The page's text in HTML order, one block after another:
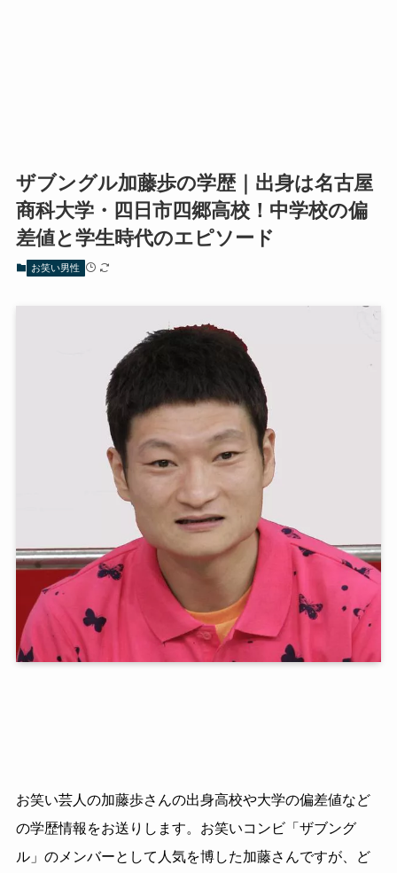
ザブングル加藤歩の学歴｜出身は名古屋
商科大学・四日市四郷高校！中学校の偏
差値と学生時代のエピソード
お笑い男性
お笑い芸人の加藤歩さんの出身高校や大学の偏差値など
の学歴情報をお送りします。お笑いコンビ「ザブング
ル」のメンバーとして人気を博した加藤さんですが、ど